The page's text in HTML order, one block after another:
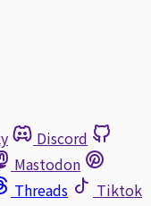
Discord
Mastodon
Threads
Tiktok